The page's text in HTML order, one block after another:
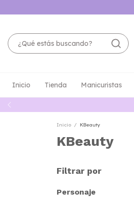
Inicio Tienda Manicuristas
Inicio / KBeauty
KBeauty
Filtrar por
Personaje